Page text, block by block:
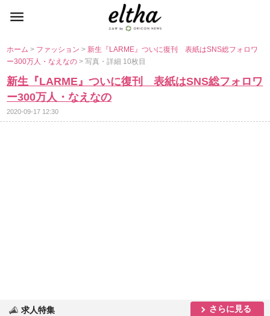
ホーム> ファッション> 新生『LARME』ついに復刊 表紙はSNS総フォロワ
ー300万人・なえなの> 写真・詳細 10枚目
新生『LARME』ついに復刊 表紙はSNS総フォロワ
ー300万人・なえなの
2020-09-17 12:30
求人特集 さらに見る